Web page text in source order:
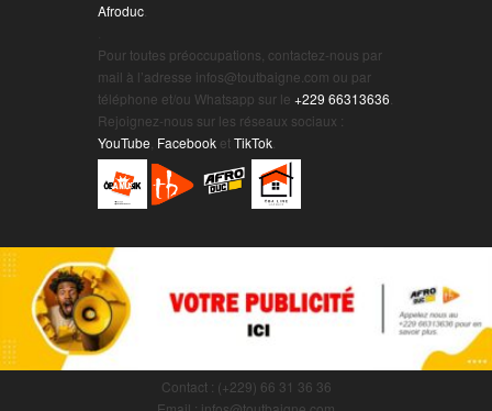
Afroduc
Pour toutes préoccupations, contactez-nous par
mail à l’adresse infos@toutbaigne.com ou par
téléphone et/ou Whatsapp sur le +229 66313636
Rejoignez-nous sur les réseaux sociaux :
YouTube Facebook etTikTok
Contact : (+229) 66 31 36 36